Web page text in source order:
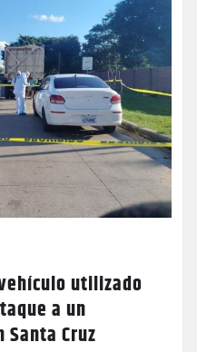
utilizado
a un
Cruz